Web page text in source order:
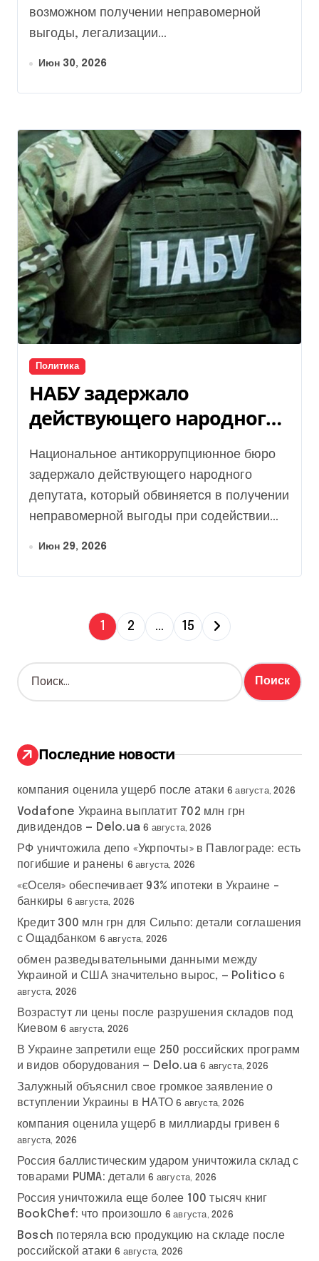
возможном получении неправомерной
выгоды, легализации...
Июн 30, 2026
Политика
НАБУ задержало
действующего народного
депутата: в чем его
обвиняют
Национальное антикоррупциюнное бюро
задержало действующего народного
депутата, который обвиняется в получении
неправомерной выгоды при содействии...
Июн 29, 2026
П
а
н
а
ц
и
я
з
а
п
и
с
е
й
1 2 … 15
Н
а
:
Последние новости
компания оценила ущерб после атаки 6 августа, 2026
Vodafone Украина выплатит 702 млн грн
дивидендов — Delo.ua 6 августа, 2026
РФ уничтожила депо «Укрпочты» в Павлограде: есть
погибшие и ранены 6 августа, 2026
«єОселя» обеспечивает 93% ипотеки в Украине –
банкиры 6 августа, 2026
Кредит 300 млн грн для Сильпо: детали соглашения
с Ощадбанком 6 августа, 2026
обмен разведывательными данными между
Украиной и США значительно вырос, — Politico 6
августа, 2026
Возрастут ли цены после разрушения складов под
Киевом 6 августа, 2026
В Украине запретили еще 250 российских программ
и видов оборудования — Delo.ua 6 августа, 2026
Залужный объяснил свое громкое заявление о
вступлении Украины в НАТО 6 августа, 2026
компания оценила ущерб в миллиарды гривен 6
августа, 2026
Россия баллистическим ударом уничтожила склад с
товарами PUMA: детали 6 августа, 2026
Россия уничтожила еще более 100 тысяч книг
BookChef: что произошло 6 августа, 2026
Bosch потеряла всю продукцию на складе после
российской атаки 6 августа, 2026